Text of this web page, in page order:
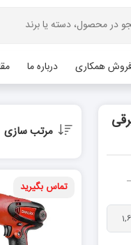
فروش همکاری درباره ما
مرتب سازی
تماس بگیرید